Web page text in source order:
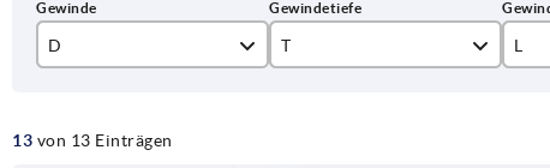
D
M8
T L
13 von 13 Einträgen